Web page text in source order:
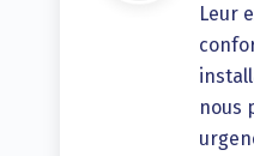
Leur
nous